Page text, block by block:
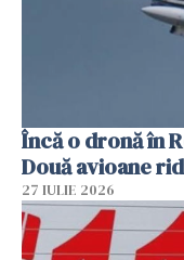
Încă o dronă în
Două avioane
27 IULIE 2026